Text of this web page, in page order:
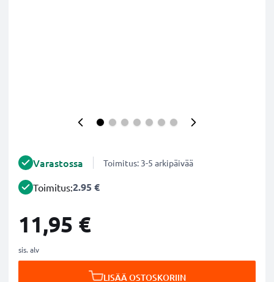
Varastossa Toimitus: 3-5 arkipäivää
Toimitus:2.95 €
11,95 €
sis. alv
LISÄÄ OSTOSKORIIN